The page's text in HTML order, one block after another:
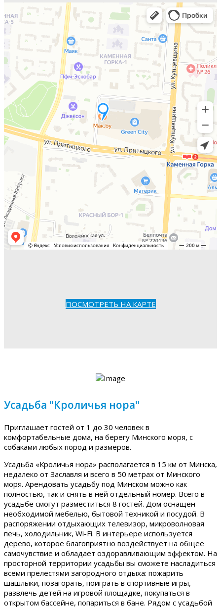
ПОСМОТРЕТЬ НА КАРТЕ
Усадьба "Кроличья нора"
Приглашает гостей от 1 до 30 человек в
комфортабельные дома, на берегу Минского моря, с
собаками любых пород и размеров.
Усадьба «Кроличья нора» располагается в 15 км от Минска,
недалеко от Заславля и всего в 50 метрах от Минского
моря. Арендовать усадьбу под Минском можно как
полностью, так и снять в ней отдельный номер. Всего в
усадьбе смогут разместиться 8 гостей. Дом оснащен
необходимой мебелью, бытовой техникой и посудой. В
распоряжении отдыхающих телевизор, микроволновая
печь, холодильник, Wi-Fi. В интерьере используется
дерево, которое благоприятно воздействует на общее
самочувствие и обладает оздоравливающим эффектом. На
просторной территории усадьбы вы сможете насладиться
всеми прелестями загородного отдыха: пожарить
шашлыки, позагорать, поиграть в спортивные игры,
развлечь детей на игровой площадке, покупаться в
открытом бассейне, попариться в бане. Рядом с усадьбой